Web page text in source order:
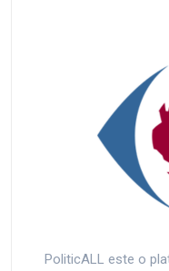
PoliticALL este o